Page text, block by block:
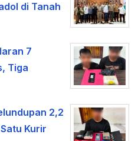
di Tanah
7
Tiga
2,2
Kurir